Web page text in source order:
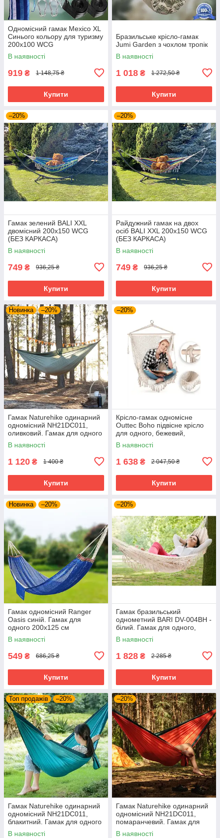
Одномісний гамак Mexico XL
Синього кольору для туризму
200х100 WCG
В наявності
919 ₴ 1 148,75 ₴
Купити
Бразильське крісло-гамак
Jumi Garden з чохлом тропік
В наявності
1 018 ₴ 1 272,50 ₴
Купити
–20%
Гамак зелений BALI XXL
двомісний 200х150 WCG
(БЕЗ КАРКАСА)
В наявності
749 ₴ 936,25 ₴
Купити
–20%
Райдужний гамак на двох
осіб BALI XXL 200х150 WCG
(БЕЗ КАРКАСА)
В наявності
749 ₴ 936,25 ₴
Купити
Новинка –20%
Гамак Naturehike одинарний
одномісний NH21DC011,
оливковий. Гамак для одного
В наявності
1 120 ₴ 1 400 ₴
Купити
–20%
Крісло-гамак одномісне
Outtec Boho підвісне крісло
для одного, бежевий,
бавовна і поліестер 105 x
280см
В наявності
1 638 ₴ 2 047,50 ₴
Купити
Новинка –20%
Гамак одномісний Ranger
Oasis синій. Гамак для
одного 200х125 см
В наявності
549 ₴ 686,25 ₴
Купити
–20%
Гамак бразильський
однометний BARI DV-004BH -
білий. Гамак для одного,
бавовна і поліестер, Легкий,
компактний
В наявності
1 828 ₴ 2 285 ₴
Купити
Топ продажів –20%
Гамак Naturehike одинарний
одномісний NH21DC011,
блакитний. Гамак для одного
В наявності
–20%
Гамак Naturehike одинарний
одномісний NH21DC011,
помаранчевий. Гамак для
одного
В наявності